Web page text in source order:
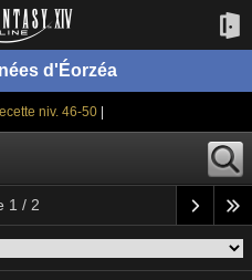
d'Éorzéa
niv. 46-50
1 / 2